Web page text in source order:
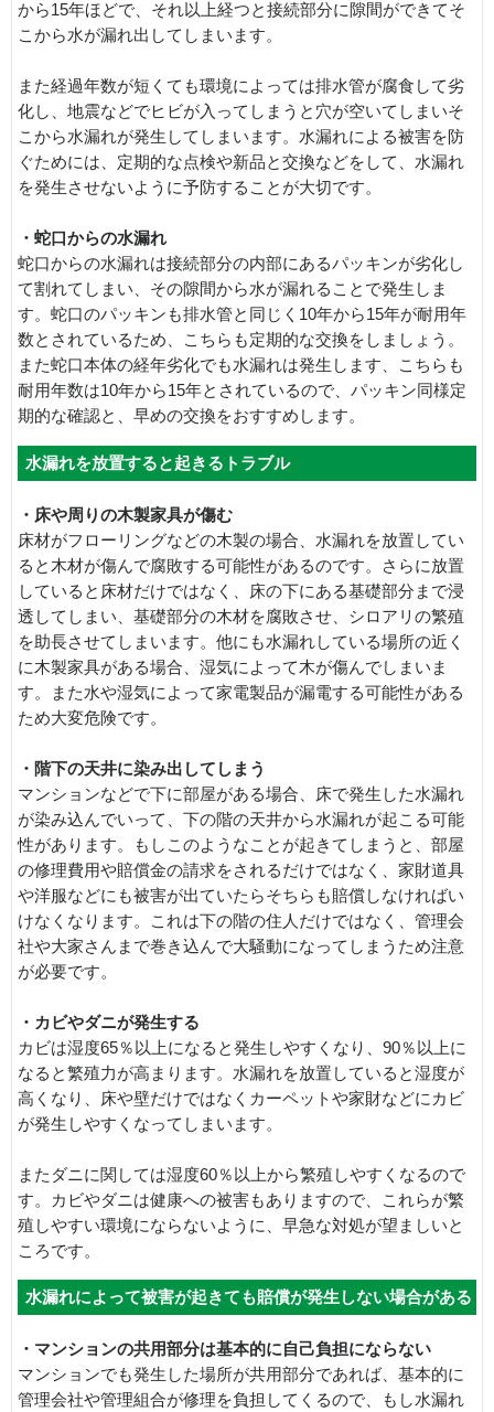
から15年ほどで、それ以上経つと接続部分に隙間ができてそ
こから水が漏れ出してしまいます。
また経過年数が短くても環境によっては排水管が腐食して劣
化し、地震などでヒビが入ってしまうと穴が空いてしまいそ
こから水漏れが発生してしまいます。水漏れによる被害を防
ぐためには、定期的な点検や新品と交換などをして、水漏れ
を発生させないように予防することが大切です。
・蛇口からの水漏れ
蛇口からの水漏れは接続部分の内部にあるパッキンが劣化し
て割れてしまい、その隙間から水が漏れることで発生しま
す。蛇口のパッキンも排水管と同じく10年から15年が耐用年
数とされているため、こちらも定期的な交換をしましょう。
また蛇口本体の経年劣化でも水漏れは発生します、こちらも
耐用年数は10年から15年とされているので、パッキン同様定
期的な確認と、早めの交換をおすすめします。
水漏れを放置すると起きるトラブル
・床や周りの木製家具が傷む
床材がフローリングなどの木製の場合、水漏れを放置してい
ると木材が傷んで腐敗する可能性があるのです。さらに放置
していると床材だけではなく、床の下にある基礎部分まで浸
透してしまい、基礎部分の木材を腐敗させ、シロアリの繁殖
を助長させてしまいます。他にも水漏れしている場所の近く
に木製家具がある場合、湿気によって木が傷んでしまいま
す。また水や湿気によって家電製品が漏電する可能性がある
ため大変危険です。
・階下の天井に染み出してしまう
マンションなどで下に部屋がある場合、床で発生した水漏れ
が染み込んでいって、下の階の天井から水漏れが起こる可能
性があります。もしこのようなことが起きてしまうと、部屋
の修理費用や賠償金の請求をされるだけではなく、家財道具
や洋服などにも被害が出ていたらそちらも賠償しなければい
けなくなります。これは下の階の住人だけではなく、管理会
社や大家さんまで巻き込んで大騒動になってしまうため注意
が必要です。
・カビやダニが発生する
カビは湿度65％以上になると発生しやすくなり、90％以上に
なると繁殖力が高まります。水漏れを放置していると湿度が
高くなり、床や壁だけではなくカーペットや家財などにカビ
が発生しやすくなってしまいます。
またダニに関しては湿度60％以上から繁殖しやすくなるので
す。カビやダニは健康への被害もありますので、これらが繁
殖しやすい環境にならないように、早急な対処が望ましいと
ころです。
水漏れによって被害が起きても賠償が発生しない場合がある
・マンションの共用部分は基本的に自己負担にならない
マンションでも発生した場所が共用部分であれば、基本的に
管理会社や管理組合が修理を負担してくるので、もし水漏れ